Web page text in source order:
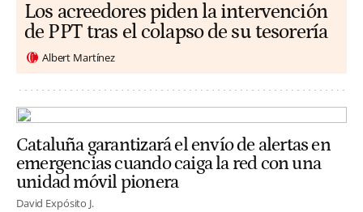
Los acreedores piden la intervención
de PPT tras el colapso de su tesorería
Albert Martínez
Cataluña garantizará el envío de alertas en
emergencias cuando caiga la red con una
unidad móvil pionera
David Expósito J.